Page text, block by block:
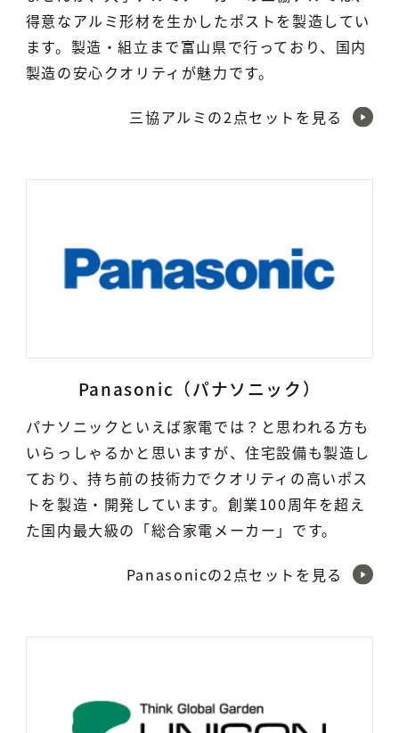
得意なアルミ形材を生かしたポストを製造してい
ます。製造・組立まで富山県で行っており、国内
製造の安心クオリティが魅力です。
三協アルミの2点セットを見る
Panasonic（パナソニック）
パナソニックといえば家電では？と思われる方も
いらっしゃるかと思いますが、住宅設備も製造し
ており、持ち前の技術力でクオリティの高いポス
トを製造・開発しています。創業100周年を超え
た国内最大級の「総合家電メーカー」です。
Panasonicの2点セットを見る